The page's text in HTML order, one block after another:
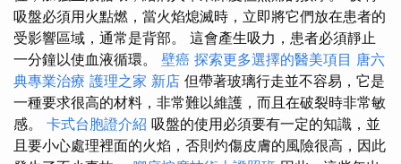
吸盤必須用火點燃，當火焰熄滅時，立即將它們放在患者的
受影響區域，通常是背部。 這會產生吸力，患者必須靜止
一分鐘以使血液循環。 壁癌 探索更多選擇的醫美項目 唐六
典專業治療 護理之家 新店 但帶著玻璃行走並不容易，它是
一種要求很高的材料，非常難以維護，而且在破裂時非常敏
感。 卡式台胞證介紹 吸盤的使用必須要有一定的知識，並
且要小心處理裡面的火焰，否則灼傷皮膚的風險很高，因此